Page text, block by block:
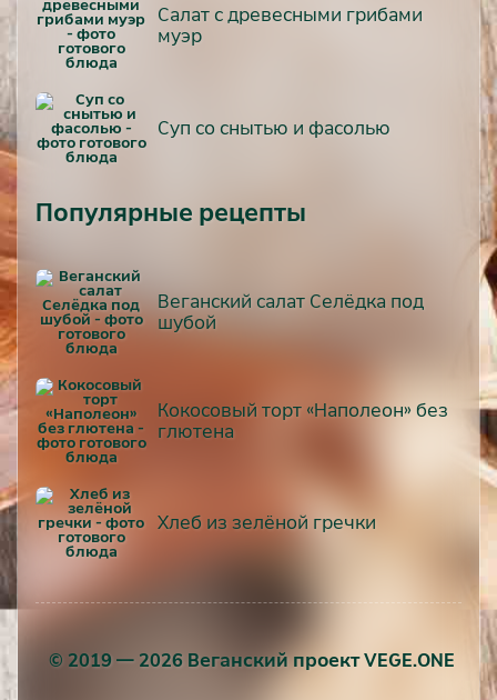
Салат с древесными грибами
муэр
Суп со снытью и фасолью
Популярные рецепты
Веганский салат Селёдка под
шубой
Кокосовый торт «Наполеон» без
глютена
Хлеб из зелёной гречки
© 2019 — 2026 Веганский проект VEGE.ONE